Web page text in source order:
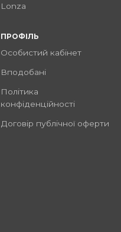
Lonza
ПРОФІЛЬ
Особистий кабінет
Вподобані
Політика
конфіденційності
Договір публічної оферти